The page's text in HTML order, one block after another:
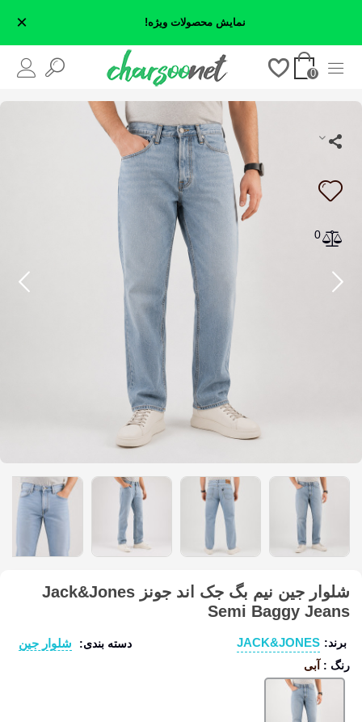
نمایش محصولات ویژه! ×
0
0
شلوار جین نیم بگ جک اند جونز Jack&Jones
Semi Baggy Jeans
برند: JACK&JONES دسته بندی: شلوار جین
رنگ : آبی